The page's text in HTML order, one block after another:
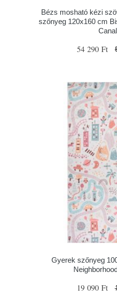
Bézs mosható kézi
szőnyeg 120x160 cm
54 290 Ft
Gyerek szőnyeg
19 090 Ft